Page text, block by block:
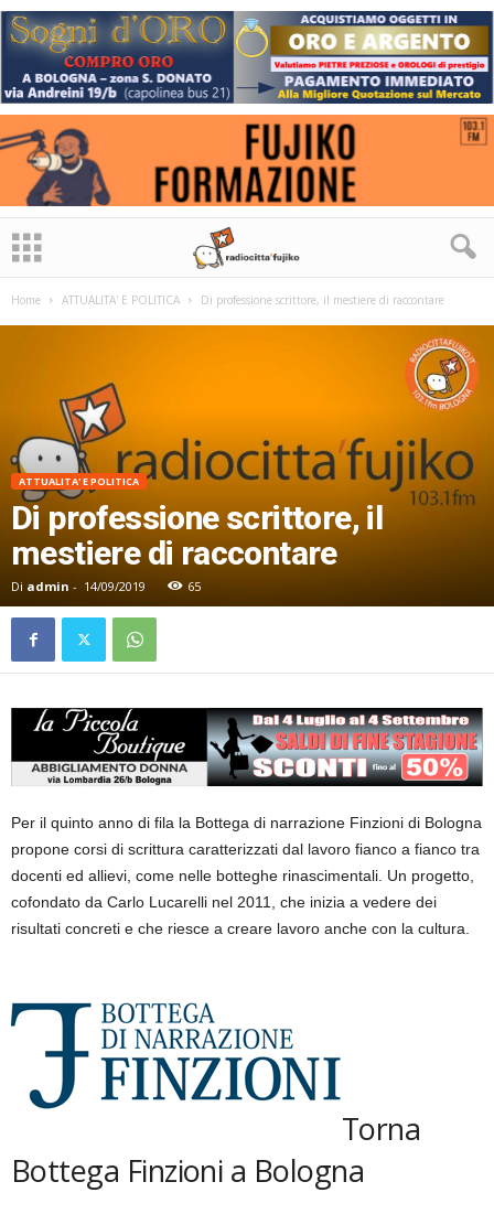
Home ATTUALITA' E POLITICA Di professione scrittore, il mestiere di raccontare
ATTUALITA' E POLITICA
Di professione scrittore, il
mestiere di raccontare
Di admin - 14/09/2019 65
Per il quinto anno di fila la Bottega di narrazione Finzioni di Bologna
propone corsi di scrittura caratterizzati dal lavoro fianco a fianco tra
docenti ed allievi, come nelle botteghe rinascimentali. Un progetto,
cofondato da Carlo Lucarelli nel 2011, che inizia a vedere dei
risultati concreti e che riesce a creare lavoro anche con la cultura.
Torna
Bottega Finzioni a Bologna